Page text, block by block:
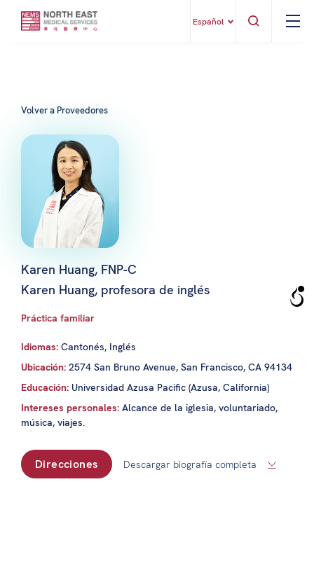
Español
Volver a Proveedores
Karen Huang, FNP-C
Karen Huang, profesora de inglés
Práctica familiar
Idiomas: Cantonés, Inglés
Ubicación: 2574 San Bruno Avenue, San Francisco, CA 94134
Educación: Universidad Azusa Pacific (Azusa, California)
Intereses personales: Alcance de la iglesia, voluntariado,
música, viajes.
Direcciones Descargar biografía completa